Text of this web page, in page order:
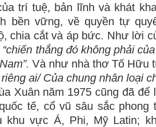
trí tuệ, bản lĩnh và khát
bền vững, về quyền tự
chia cắt và áp bức. Như lời
“chiến thắng đó không phải
”. Và như nhà thơ Tố Hữu
ai/ Của chung nhân loại
Xuân năm 1975 cũng đã để
tế, cổ vũ sâu sắc phong
khu vực Á, Phi, Mỹ Latin;